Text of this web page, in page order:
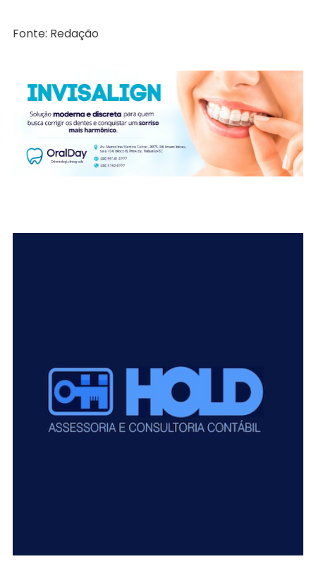
Fonte: Redação